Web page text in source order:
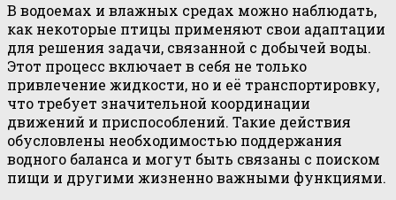
В водоемах и влажных средах можно наблюдать,
как некоторые птицы применяют свои адаптации
для решения задачи, связанной с добычей воды.
Этот процесс включает в себя не только
привлечение жидкости, но и её транспортировку,
что требует значительной координации
движений и приспособлений. Такие действия
обусловлены необходимостью поддержания
водного баланса и могут быть связаны с поиском
пищи и другими жизненно важными функциями.